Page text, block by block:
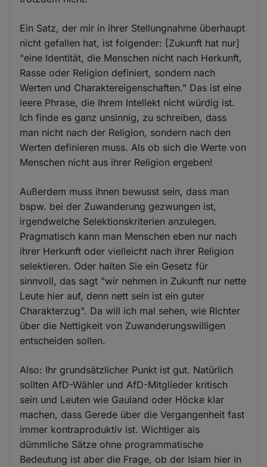
Ein Satz, der mir in ihrer Stellungnahme überhaupt
nicht gefallen hat, ist folgender: [Zukunft hat nur]
"eine Identität, die Menschen nicht nach Herkunft,
Rasse oder Religion definiert, sondern nach
Werten und Charaktereigenschaften." Das ist eine
leere Phrase, die Ihrem Intellekt nicht würdig ist.
Ich finde es ganz unsinnig, zu schreiben, dass
man nicht nach der Religion, sondern nach den
Werten definieren muss. Als ob sich die Werte von
Menschen nicht aus ihrer Religion ergeben!
Außerdem muss ihnen bewusst sein, dass man
bspw. bei der Zuwanderung gezwungen ist,
irgendwelche Selektionskriterien anzulegen.
Pragmatisch kann man Menschen eben nur nach
ihrer Herkunft oder vielleicht nach ihrer Religion
selektieren. Oder halten Sie ein Gesetz für
sinnvoll, das sagt "wir nehmen in Zukunft nur nette
Leute hier auf, denn nett sein ist ein guter
Charakterzug". Da will ich mal sehen, wie Richter
über die Nettigkeit von Zuwanderungswilligen
entscheiden sollen.
Also: Ihr grundsätzlicher Punkt ist gut. Natürlich
sollten AfD-Wähler und AfD-Mitglieder kritisch
sein und Leuten wie Gauland oder Höcke klar
machen, dass Gerede über die Vergangenheit fast
immer kontraproduktiv ist. Wichtiger als
dümmliche Sätze ohne programmatische
Bedeutung ist aber die Frage, ob der Islam hier in